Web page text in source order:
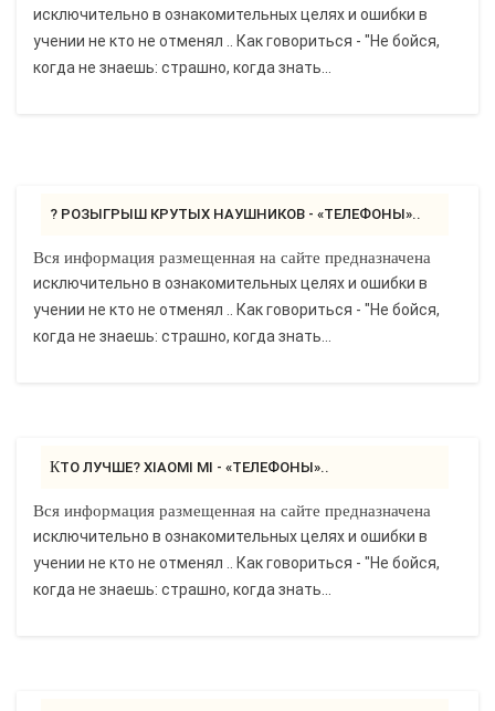
исключительно в ознакомительных целях и ошибки в
учении не кто не отменял .. Как говориться - "Не бойся,
когда не знаешь: страшно, когда знать...
? РОЗЫГРЫШ КРУТЫХ НАУШНИКОВ - «ТЕЛЕФОНЫ»..
Вся информация размещенная на сайте предназначена
исключительно в ознакомительных целях и ошибки в
учении не кто не отменял .. Как говориться - "Не бойся,
когда не знаешь: страшно, когда знать...
КТО ЛУЧШЕ? XIAOMI MI - «ТЕЛЕФОНЫ»..
Вся информация размещенная на сайте предназначена
исключительно в ознакомительных целях и ошибки в
учении не кто не отменял .. Как говориться - "Не бойся,
когда не знаешь: страшно, когда знать...